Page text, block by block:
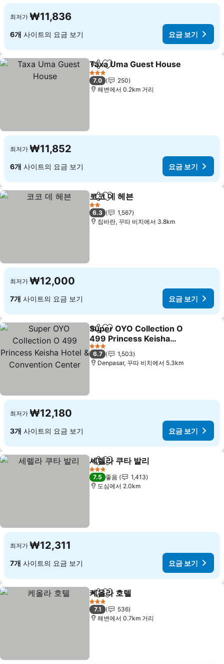
최저가 ₩11,836
6개 사이트의 요금 보기 요금 보기
공유 즐겨찾기에 추가
Taxa Uma Guest House
3 성급
7.0
250
해변에서 0.2km 거리
최저가 ₩11,852
6개 사이트의 요금 보기 요금 보기
공유 즐겨찾기에 추가
코코 데 헤븐
2 성급
6.3
1,567
짐바란, 꾸따 비치에서 3.8km
최저가 ₩12,000
7개 사이트의 요금 보기 요금 보기
공유 즐겨찾기에 추가
Super OYO Collection O
499 Princess Keisha
Hotel & Convention
Center
3 성급
6.7
1,503
Denpasar, 꾸따 비치에서 5.3km
최저가 ₩12,180
3개 사이트의 요금 보기 요금 보기
공유 즐겨찾기에 추가
세렐라 쿠타 발리
3 성급
7.5 좋음
1,413
도심에서 2.0km
최저가 ₩12,311
7개 사이트의 요금 보기 요금 보기
공유 즐겨찾기에 추가
케올라 호텔
3 성급
7.1
536
해변에서 0.7km 거리